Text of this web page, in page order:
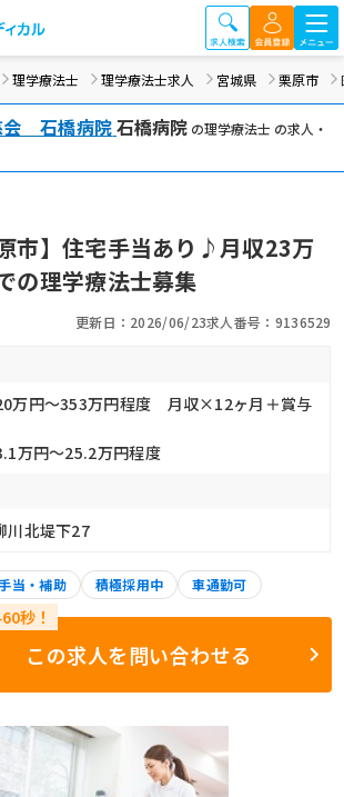
理学療法士 理学療法士求人 宮城県 栗原市
会 石橋病院石橋病院 の理学療法士 の求人・
市】住宅手当あり♪月収23万
の理学療法士募集
更新日：2026/06/23求人番号：9136529
万円〜353万円程度 月収×12ヶ月＋賞与
万円〜25.2万円程度
川北堤下27
当・補助 積極採用中 車通勤可
この求人を問い合わせる